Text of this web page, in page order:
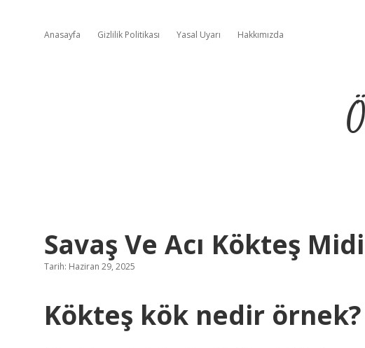
Anasayfa Gizlilik Politikası Yasal Uyarı Hakkımızda
Savaş Ve Acı Kökteş
Tarih: Haziran 29, 2025
Kökteş kök nedir örnek?